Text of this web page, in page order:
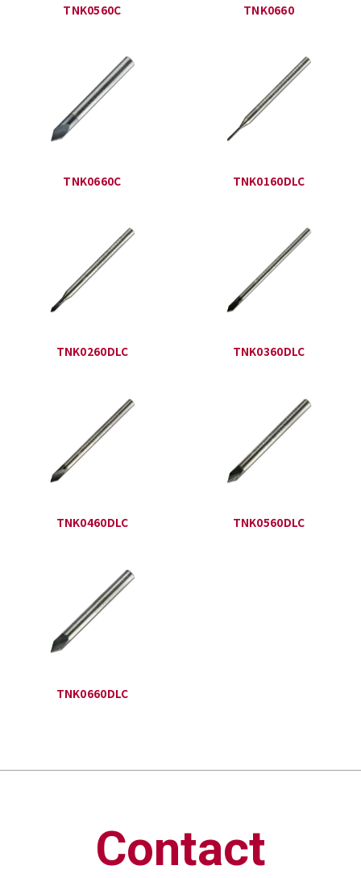
TNK0560C TNK0660
TNK0660C TNK0160DLC
TNK0260DLC TNK0360DLC
TNK0460DLC TNK0560DLC
TNK0660DLC
Contact